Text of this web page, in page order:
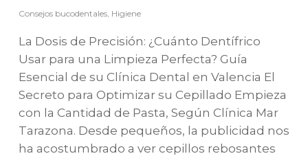
Consejos bucodentales, Higiene
La Dosis de Precisión: ¿Cuánto Dentífrico
Usar para una Limpieza Perfecta? Guía
Esencial de su Clínica Dental en Valencia El
Secreto para Optimizar su Cepillado Empieza
con la Cantidad de Pasta, Según Clínica Mar
Tarazona. Desde pequeños, la publicidad nos
ha acostumbrado a ver cepillos rebosantes